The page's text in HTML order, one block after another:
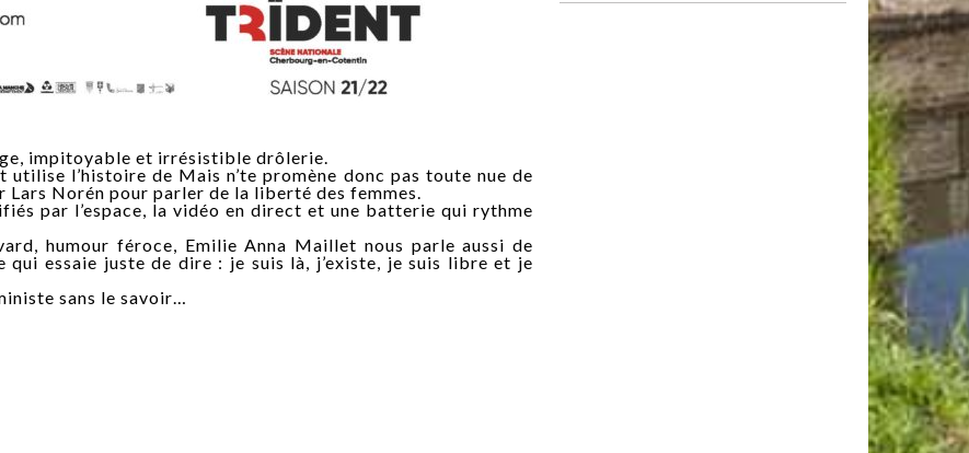
impitoyable et irrésistible drôlerie.
l’histoire de Mais n’te promène donc pas toute nue de
Lars Norén pour parler de la liberté des femmes.
par l’espace, la vidéo en direct et une batterie qui rythme
humour féroce, Emilie Anna Maillet nous parle aussi de
qui essaie juste de dire : je suis là, j’existe, je suis libre et je
sans le savoir…